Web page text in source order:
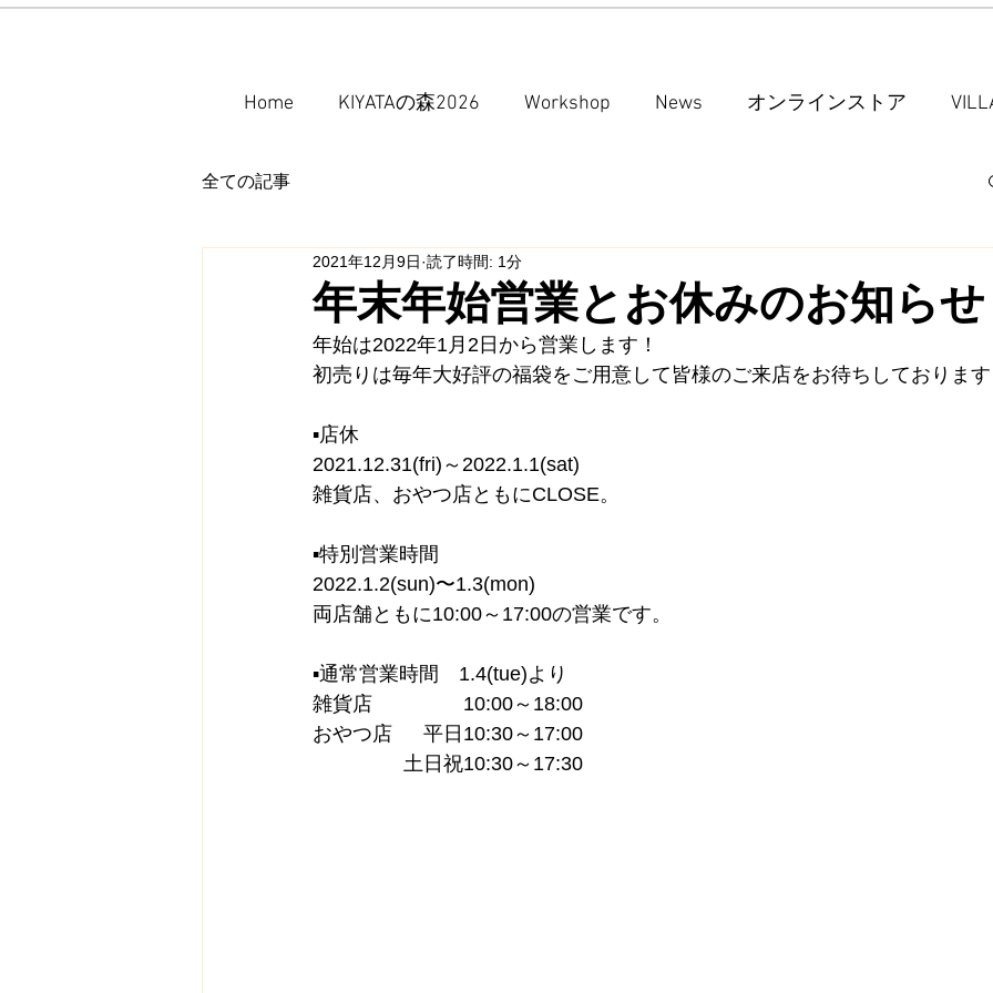
Home KIYATAの森2026 Workshop News オンラインストア
全ての記事
年末年始営業とお休みのお知らせ
2021年12月9日 読了時間: 1分
年始は2022年1月2日から営業します！
初売りは毎年大好評の福袋をご用意して皆様のご来店をお待ちしておりま
▪︎店休
2021.12.31(fri)～2022.1.1(sat)
雑貨店、おやつ店ともにCLOSE。
▪︎特別営業時間
2022.1.2(sun)〜1.3(mon)
両店舗ともに10:00～17:00の営業です。
▪︎通常営業時間　1.4(tue)より
雑貨店　　　　  10:00～18:00
おやつ店　  平日10:30～17:00
土日祝10:30～17:30